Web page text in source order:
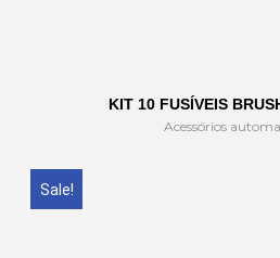
KIT 10 FUSÍVEIS
Acessórios
Sale!